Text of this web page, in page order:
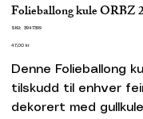
Folieballong kule ORBZ
SKU:
SKU
3947399
Pris
47,00 kr
Denne Folieballong
tilskudd til enhver
dekorert med